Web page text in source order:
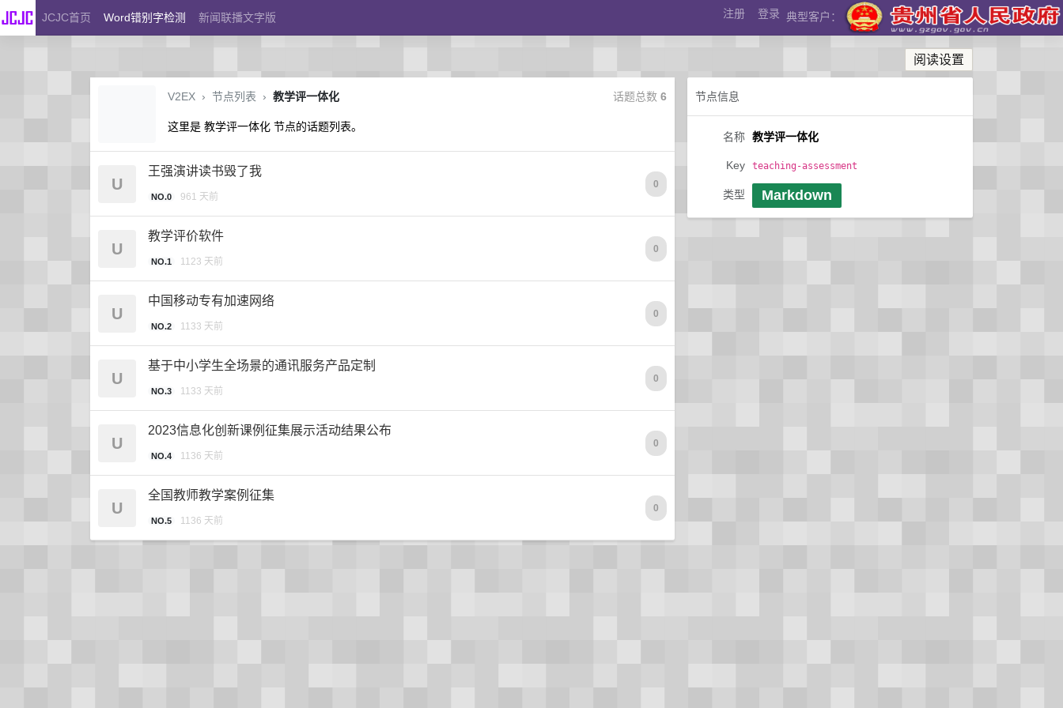
JCJC首页 Word错别字检测 新闻联播文字版 注册 登录 典型客户：
阅读设置
话题总数 6
V2EX › 节点列表 › 教学评一体化
这里是 教学评一体化 节点的话题列表。
U
王强演讲读书毁了我
NO.0 961 天前
0
U
教学评价软件
NO.1 1123 天前
0
U
中国移动专有加速网络
NO.2 1133 天前
0
U
基于中小学生全场景的通讯服务产品定制
NO.3 1133 天前
0
U
2023信息化创新课例征集展示活动结果公布
NO.4 1136 天前
0
U
全国教师教学案例征集
NO.5 1136 天前
0
节点信息
名称 教学评一体化
Key teaching-assessment
类型 Markdown